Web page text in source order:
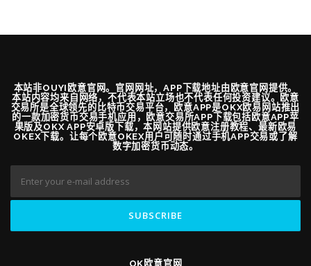
本站非OUYI欧意官网。官网网址，APP下载地址由欧意官网提供。
本站内容均来自网络，不代表本站立场也不代表任何投资建议。欧意
交易所是全球领先的比特币交易平台，欧意APP是OKX欧易网站推出
的一款加密货币交易手机应用，欧意交易所APP下载包括欧意APP苹
果版及OKX APP安卓版下载，本网站提供欧意注册教程、最新欧易
OKEX下载。让每个欧意OKEX用户可随时通过手机APP交易或了解
数字加密货币动态。
OK欧意官网